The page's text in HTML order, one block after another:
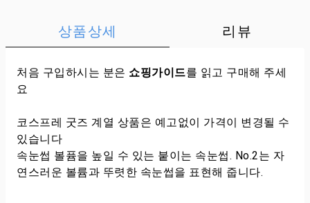
상품상세 리뷰
처음 구입하시는 분은 쇼핑가이드를 읽고 구매해 주세
요
코스프레 굿즈 계열 상품은 예고없이 가격이 변경될 수
있습니다
속눈썹 볼퓸을 높일 수 있는 붙이는 속눈썹. No.2는 자
연스러운 볼륨과 뚜렷한 속눈썹을 표현해 줍니다.